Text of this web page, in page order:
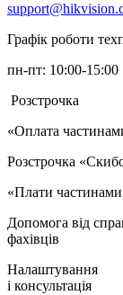
Графік роботи
пн-пт: 10:00-15:00
Розстрочка
«Оплата
Розстрочка
«Плати
Допомога від
фахівців
Налаштування
і консультація